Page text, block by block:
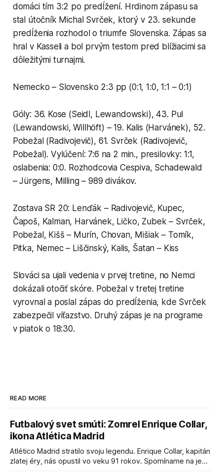
domáci tím 3:2 po predĺžení. Hrdinom zápasu sa
stal útočník Michal Svrček, ktorý v 23. sekunde
predĺženia rozhodol o triumfe Slovenska. Zápas sa
hral v Kasseli a bol prvým testom pred blížiacimi sa
dôležitými turnajmi.
Nemecko – Slovensko 2:3 pp (0:1, 1:0, 1:1 – 0:1)
Góly: 36. Kose (Seidl, Lewandowski), 43. Pul
(Lewandowski, Willhöft) – 19. Kalis (Harvánek), 52.
Pobežal (Radivojevič), 61. Svrček (Radivojevič,
Pobežal). Vylúčení: 7:6 na 2 min., presilovky: 1:1,
oslabenia: 0:0. Rozhodcovia Cespiva, Schadewald
– Jürgens, Milling – 989 divákov.
Zostava SR 20: Lenďák – Radivojevič, Kupec,
Čapoš, Kalman, Harvánek, Ličko, Zubek – Svrček,
Pobežal, Kišš – Murín, Chovan, Mišiak – Tomík,
Pitka, Nemec – Liščinský, Kalis, Šatan – Kiss
Slováci sa ujali vedenia v prvej tretine, no Nemci
dokázali otočiť skóre. Pobežal v tretej tretine
vyrovnal a poslal zápas do predĺženia, kde Svrček
zabezpečil víťazstvo. Druhý zápas je na programe
v piatok o 18:30.
READ MORE
Futbalový svet smúti: Zomrel Enrique Collar,
ikona Atlética Madrid
Atlético Madrid stratilo svoju legendu. Enrique Collar, kapitán
zlatej éry, nás opustil vo veku 91 rokov. Spomíname na jeho